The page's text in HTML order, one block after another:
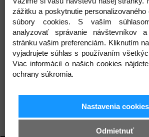
Plášť Maxxis MINION DHR II
27.5"x2,60 - EXO/TR, 60TPI,
kevlar
67,00 €
Detail produktu
Plášť
60TPI,
zážitku a poskytnutie
súbory cookies. S vaším
analyzovať správanie návštevníkov
stránku vašim preferenciám. Kliknutím
vyjadrujete súhlas s používaním
Viac informácií o našich cookies
ochrany súkromia.
Nastavenia cookies
Odmietnuť